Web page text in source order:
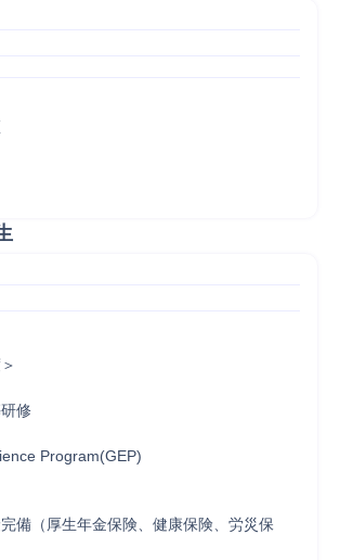
修
Program(GEP)
完備（厚生年金保険、健康保険、労災保